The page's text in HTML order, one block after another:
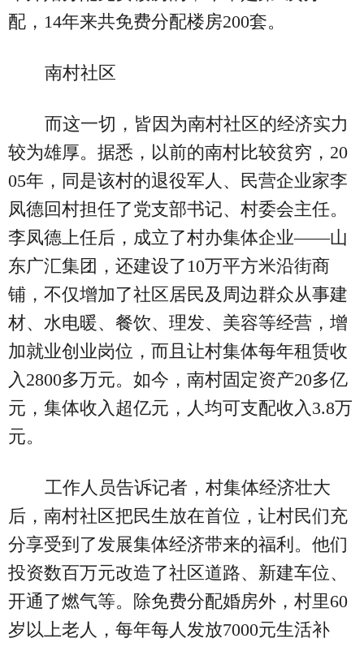
配，14年来共免费分配楼房200套。
南村社区
而这一切，皆因为南村社区的经济实力
较为雄厚。据悉，以前的南村比较贫穷，20
05年，同是该村的退役军人、民营企业家李
凤德回村担任了党支部书记、村委会主任。
李凤德上任后，成立了村办集体企业——山
东广汇集团，还建设了10万平方米沿街商
铺，不仅增加了社区居民及周边群众从事建
材、水电暖、餐饮、理发、美容等经营，增
加就业创业岗位，而且让村集体每年租赁收
入2800多万元。如今，南村固定资产20多亿
元，集体收入超亿元，人均可支配收入3.8万
元。
工作人员告诉记者，村集体经济壮大
后，南村社区把民生放在首位，让村民们充
分享受到了发展集体经济带来的福利。他们
投资数百万元改造了社区道路、新建车位、
开通了燃气等。除免费分配婚房外，村里60
岁以上老人，每年每人发放7000元生活补